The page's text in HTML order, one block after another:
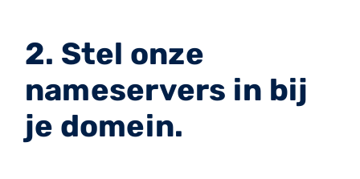
2. Stel onze
nameservers in bij
je domein.